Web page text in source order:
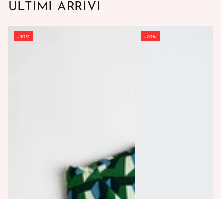
ULTIMI ARRIVI
–30% –20%